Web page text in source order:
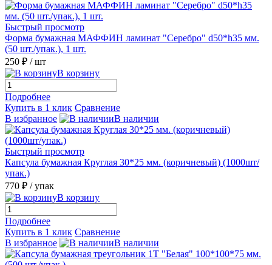
Быстрый просмотр
Форма бумажная МАФФИН ламинат "Серебро" d50*h35 мм.
(50 шт./упак.), 1 шт.
250 ₽ / шт
В корзину
Подробнее
Купить в 1 клик Сравнение
В избранное
В наличии
Быстрый просмотр
Капсула бумажная Круглая 30*25 мм. (коричневый) (1000шт/
упак.)
770 ₽ / упак
В корзину
Подробнее
Купить в 1 клик Сравнение
В избранное
В наличии